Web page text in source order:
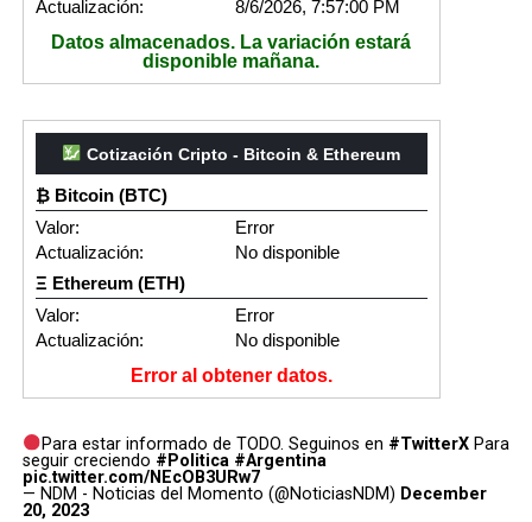
Actualización:
8/6/2026, 7:57:00 PM
Datos almacenados. La variación estará
disponible mañana.
Cotización Cripto - Bitcoin & Ethereum
₿ Bitcoin (BTC)
Valor:
Error
Actualización:
No disponible
Ξ Ethereum (ETH)
Valor:
Error
Actualización:
No disponible
Error al obtener datos.
Para estar informado de TODO. Seguinos en #TwitterX Para
seguir creciendo #Politica #Argentina
pic.twitter.com/NEcOB3URw7
— NDM - Noticias del Momento (@NoticiasNDM) December
20, 2023